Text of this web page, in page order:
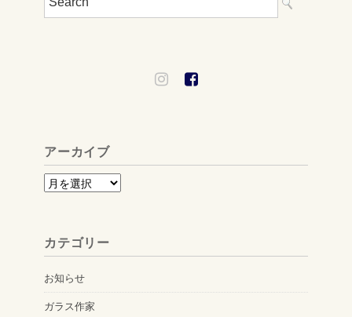
アーカイブ
ア
イ
カテゴリー
お知らせ
ガラス作家